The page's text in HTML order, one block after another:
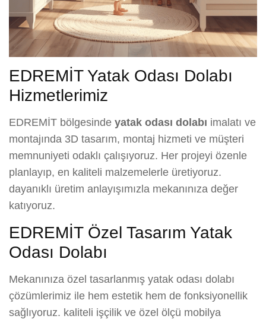
EDREMİT Yatak Odası Dolabı
Hizmetlerimiz
EDREMİT bölgesinde yatak odası dolabı imalatı ve
montajında 3D tasarım, montaj hizmeti ve müşteri
memnuniyeti odaklı çalışıyoruz. Her projeyi özenle
planlayıp, en kaliteli malzemelerle üretiyoruz.
dayanıklı üretim anlayışımızla mekanınıza değer
katıyoruz.
EDREMİT Özel Tasarım Yatak
Odası Dolabı
Mekanınıza özel tasarlanmış yatak odası dolabı
çözümlerimiz ile hem estetik hem de fonksiyonellik
sağlıyoruz. kaliteli işçilik ve özel ölçü mobilya